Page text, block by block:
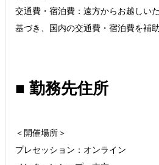
交通費・宿泊費：遠方からお越しい
基づき、国内の交通費・宿泊費を補助
■ 勤務先住所
＜開催場所＞
プレセッション：オンライン